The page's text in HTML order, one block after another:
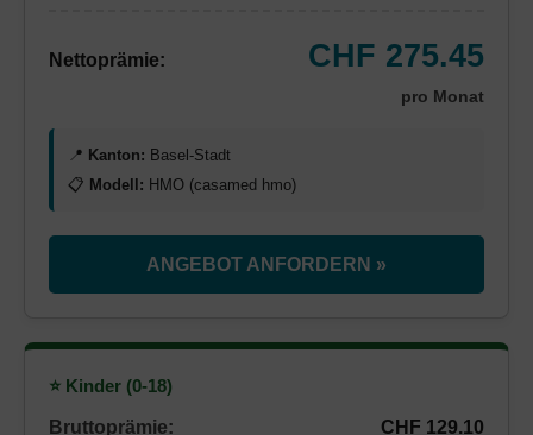
Nettoprämie: CHF 275.45
pro Monat
📍 Kanton: Basel-Stadt
📋 Modell: HMO (casamed hmo)
ANGEBOT ANFORDERN »
⭐ Kinder (0-18)
Bruttoprämie:
CHF 129.10